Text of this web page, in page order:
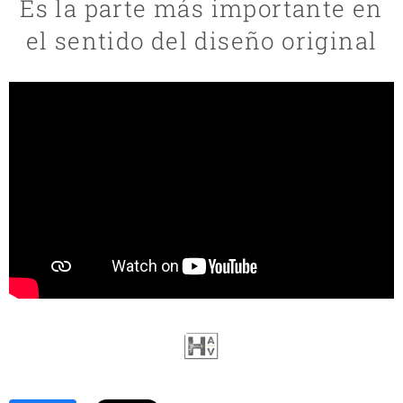
Es la parte más importante en
el sentido del diseño original